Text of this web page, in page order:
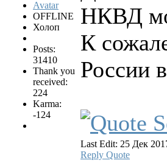
OFFLINE
Холоп
Posts:
31410
Thank you
received:
224
Karma:
-124
НКВД
К
России
Last Edit: 25 Дек
Reply Quote